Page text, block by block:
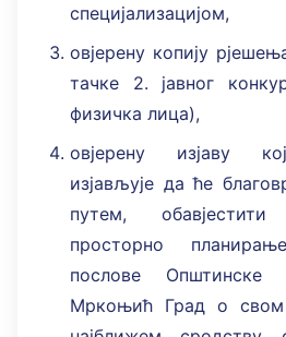
специјализацијом,
овјерену копију
тачке 2. jавног
физичка лица),
овјерену изјаву
изјављује да ће
путем,
просторно
послове Општинске
Мркоњић Град о